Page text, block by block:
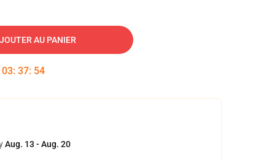
AU PANIER
03: 37: 53
Aug. 13 - Aug. 20